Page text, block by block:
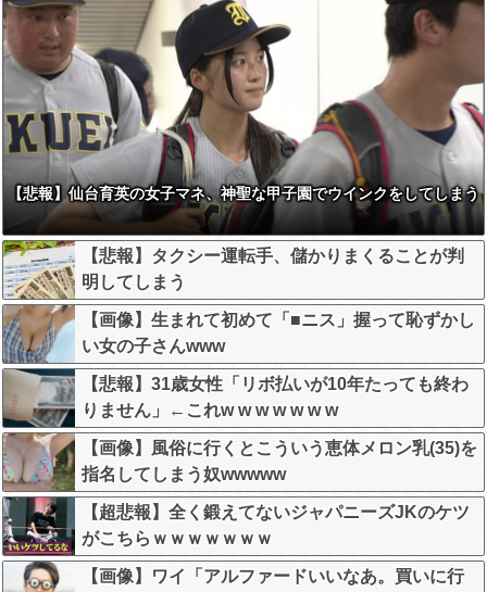
【悲報】仙台育英の女子マネ、神聖な甲子園でウインクをしてしまう
【悲報】タクシー運転手、儲かりまくることが判
明してしまう
【画像】生まれて初めて「■ニス」握って恥ずかし
い女の子さんwww
【悲報】31歳女性「リボ払いが10年たっても終わ
りません」←これw w w w w w w
【画像】風俗に行くとこういう恵体メロン乳(35)を
指名してしまう奴wwwww
【超悲報】全く鍛えてないジャパニーズJKのケツ
がこちらｗｗｗｗｗｗｗ
【画像】ワイ「アルファードいいなあ。買いに行